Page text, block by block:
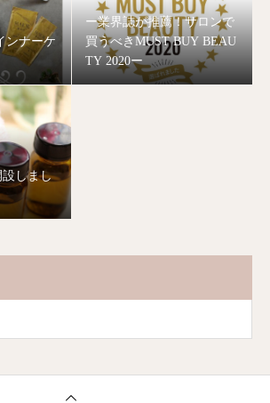
ンナーケ
ー業界誌が推薦！サロンで
買うべきMUST BUY BEAU
TY 2020ー
しまし